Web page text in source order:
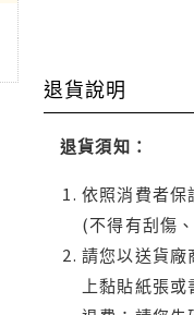
退貨說明
退貨須知：
依照消費者
(不得有刮傷
請您以送貨廠
上黏貼紙張